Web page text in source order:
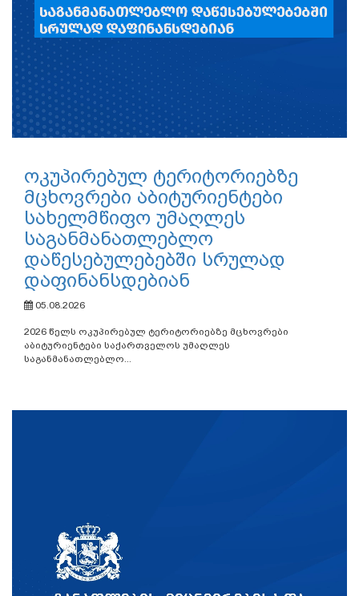
ოკუპირებულ ტერიტორიებზე
მცხოვრები აბიტურიენტები
სახელმწიფო უმაღლეს
საგანმანათლებლო
დაწესებულებებში სრულად
დაფინანსდებიან
05.08.2026
2026 წელს ოკუპირებულ ტერიტორიებზე მცხოვრები
აბიტურიენტები საქართველოს უმაღლეს
საგანმანათლებლო...